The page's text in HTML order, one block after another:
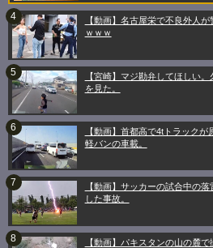
【動画】名古屋栄で不良外人
ｗｗｗ
【宮崎】マジ勘弁してほしい
を見た。
【動画】首都高で4tトラック
軽バンの車載。
【動画】サッカーの試合中の
した事故。
【動画】パキスタンの山の麓